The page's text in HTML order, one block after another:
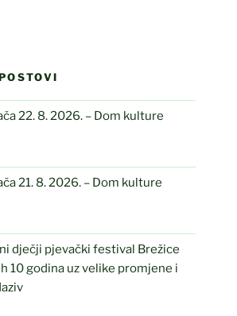
22. 8. 2026. – Dom kulture
21. 8. 2026. – Dom kulture
dječji pjevački festival Brežice
10 godina uz velike promjene i